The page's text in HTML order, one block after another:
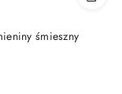
śmieszny